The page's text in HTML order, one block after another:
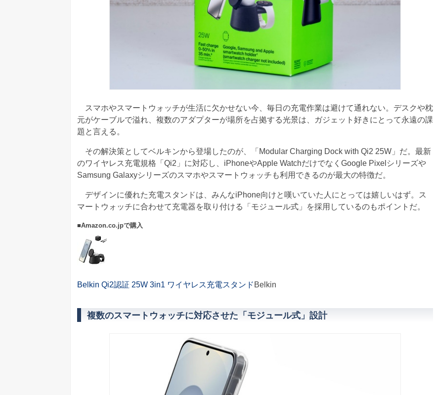
スマホやスマートウォッチが生活に欠かせない今、毎日の充電作業は避けて通れない。デスクや枕
元がケーブルで溢れ、複数のアダプターが場所を占拠する光景は、ガジェット好きにとって永遠の課
題と言える。
その解決策としてベルキンから登場したのが、「Modular Charging Dock with Qi2 25W」だ。最新
のワイヤレス充電規格「Qi2」に対応し、iPhoneやApple WatchだけでなくGoogle Pixelシリーズや
Samsung Galaxyシリーズのスマホやスマートウォッチも利用できるのが最大の特徴だ。
デザインに優れた充電スタンドは、みんなiPhone向けと嘆いていた人にとっては嬉しいはず。ス
マートウォッチに合わせて充電器を取り付ける「モジュール式」を採用しているのもポイントだ。
■Amazon.co.jpで購入
Belkin Qi2認証 25W 3in1 ワイヤレス充電スタンド Belkin
複数のスマートウォッチに対応させた「モジュール式」設計